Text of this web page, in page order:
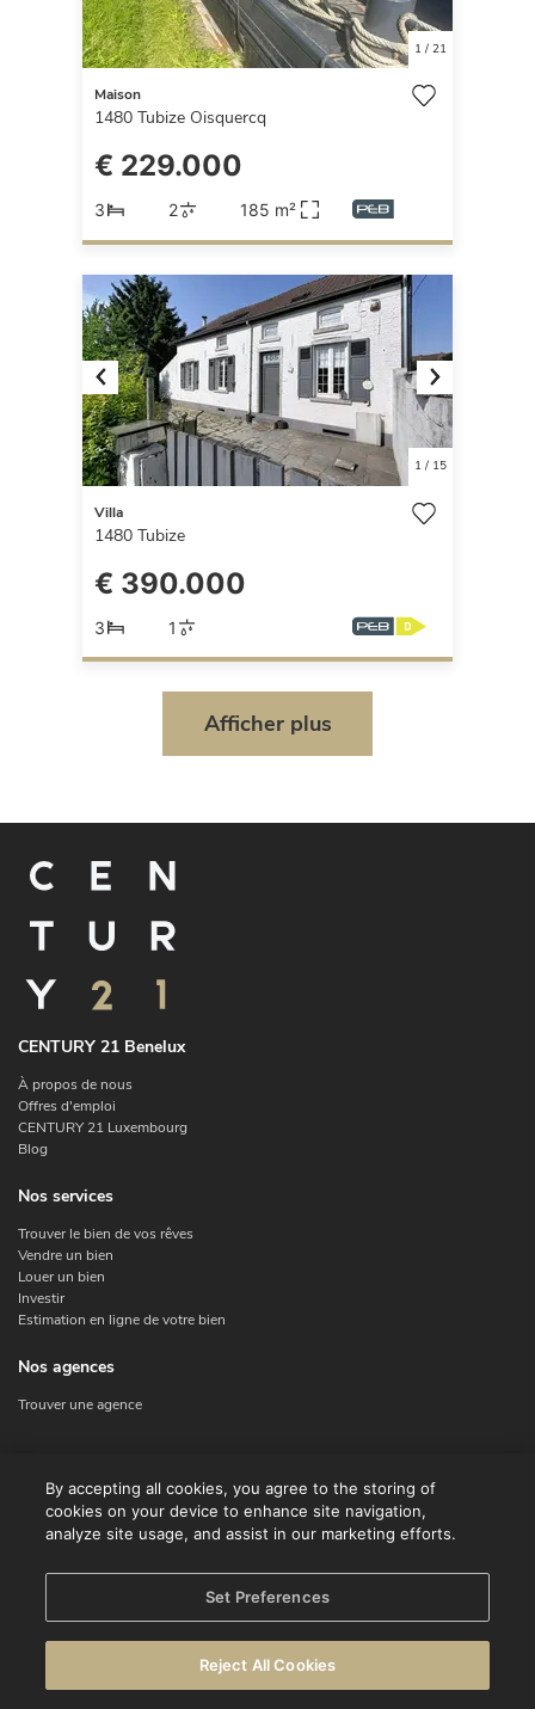
1/ 21
Maison
1480 Tubize Oisquercq
€ 229.000
3 2 185 m²
Previous Next
1/ 15
Villa
1480 Tubize
€ 390.000
3 1
Afficher plus
CENTURY 21 Benelux
À propos de nous
Offres d'emploi
CENTURY 21 Luxembourg
Blog
Nos services
Trouver le bien de vos rêves
Vendre un bien
Louer un bien
Investir
Estimation en ligne de votre bien
Nos agences
Trouver une agence
Contact
Facebook
By accepting all cookies, you agree to the storing of
cookies on your device to enhance site navigation,
analyze site usage, and assist in our marketing efforts.
Set Preferences
Reject All Cookies